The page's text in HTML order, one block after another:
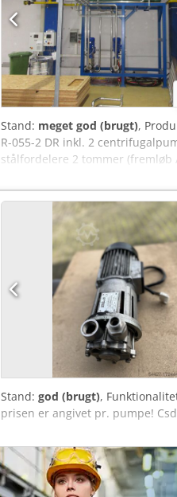
Stand: meget god (brugt),
R-055-2 DR inkl. 2
stålfordelere 2 tommer
tommer + alle sensorer samt
lynkoblinger og
på flere paller Nypris for
Adzoa Brugt stand, se billeder
Stand: god (brugt),
prisen er angivet pr. pumpe!